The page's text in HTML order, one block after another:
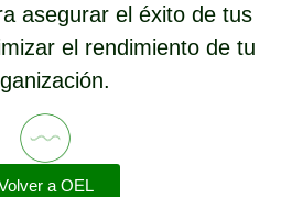
asegurar el éxito de tus
el rendimiento de tu
a OEL